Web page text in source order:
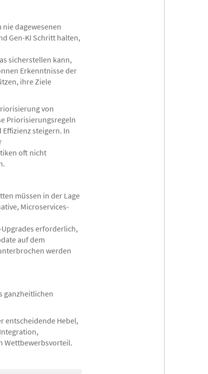
dagewesenen
Gen-KI Schritt halten,
sicherstellen kann,
Erkenntnisse der
ihre Ziele
von
Priorisierungsregeln
steigern. In
oft nicht
müssen in der Lage
Microservices-
erforderlich,
auf dem
werden
ganzheitlichen
entscheidende Hebel,
Wettbewerbsvorteil.